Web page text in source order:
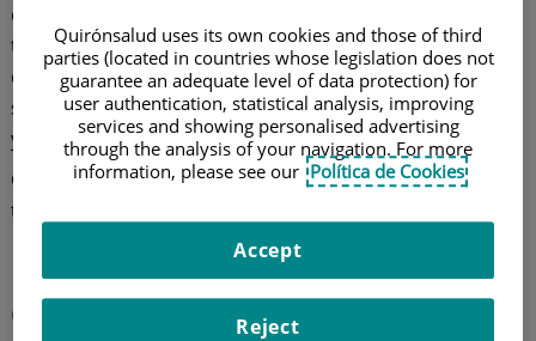
engorde. La clave está en moderar la ración diaria,
teniendo en cuenta las necesidades personales. Así
contaremos con un aperitivo nutritivo, saciante y muy
sabroso, que permite alegrar las piezas de fruta y los
yogures, por ejemplo.
Conoce cómoincluir los frutos secos en tu dieta
temer por la báscula y ¡aprovéchate de sus nutrientes!
Frutos secos: qué son y su
clasificación
Quirónsalud uses its own cookies and those of third
parties (located in countries whose legislation does not
guarantee an adequate level of data protection) for
user authentication, statistical analysis, improving
services and showing personalised advertising
through the analysis of your navigation. For more
information, please see our Política de Cookies
Reject
Accept